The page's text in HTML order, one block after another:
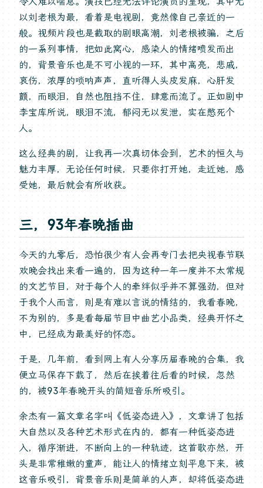
以刘老根为最，看着是电视剧，竟然像自己亲近的一
般。视频片段也是截取的剧眼高潮，刘老根被骗，之后
的一系列事情，把如此窝心，感染人的情绪喷发而出
的，背景音乐也是不可小视的一环，其中高亮，悲戚，
哀伤，浓厚的唢呐声声，直听得人头皮发麻，心肝发
颤，而眼泪，自然也阻挡不住，肆意而流了。正如剧中
李宝库所说，眼泪不流，郁闷无以发泄，实在憋死个
人。
这么经典的剧，让我再一次真切体会到，艺术的恒久与
魅力丰厚，无论任何时候，只要你打开她，走近她，感
受她，最后就会有所收获。
三，93年春晚插曲
今天的九零后，恐怕很少有人会再专门去把央视春节联
欢晚会找出来看一遍的，因为这种一年一度并不太常规
的文艺节目，对于每个人的牵绊似乎并不算强劲，但对
于我个人而言，则是有难以言说的情结的，我看春晚，
不为别的，多是看每届节目中曲艺小品类，经典开怀之
中，已经成为最美好的怀恋。
于是，几年前，看到网上有人分享历届春晚的合集，我
便立马保存下载了，然后在挨着往后看的时候，忽然
的，被93年春晚开头的简短音乐所吸引。
余杰有一篇文章名字叫《低姿态进入》，文章讲了包括
大自然以及各种艺术形式在内的，都有一种低姿态进
入，循序渐进，不断向上的一种轨迹，这首歌亦然，开
头是非常稚嫩的童声，能让人的情绪立刻平息下来，被
这音乐吸引，背景音乐则是简单的人声，却将低姿态进